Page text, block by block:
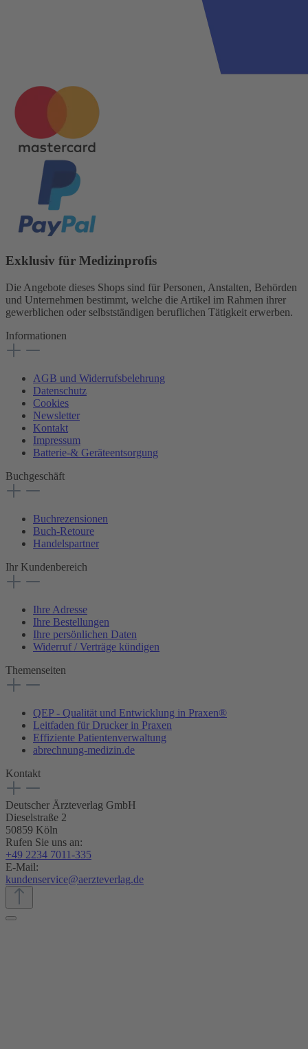
Exklusiv für Medizinprofis
Die Angebote dieses Shops sind für Personen, Anstalten, Behörden
und Unternehmen bestimmt, welche die Artikel im Rahmen ihrer
gewerblichen oder selbstständigen beruflichen Tätigkeit erwerben.
Informationen
AGB und Widerrufsbelehrung
Datenschutz
Cookies
Newsletter
Kontakt
Impressum
Batterie-& Geräteentsorgung
Buchgeschäft
Buchrezensionen
Buch-Retoure
Handelspartner
Ihr Kundenbereich
Ihre Adresse
Ihre Bestellungen
Ihre persönlichen Daten
Widerruf / Verträge kündigen
Themenseiten
QEP - Qualität und Entwicklung in Praxen®
Leitfaden für Drucker in Praxen
Effiziente Patientenverwaltung
abrechnung-medizin.de
Kontakt
Deutscher Ärzteverlag GmbH
Dieselstraße 2
50859 Köln
Rufen Sie uns an:
+49 2234 7011-335
E-Mail:
kundenservice@aerzteverlag.de